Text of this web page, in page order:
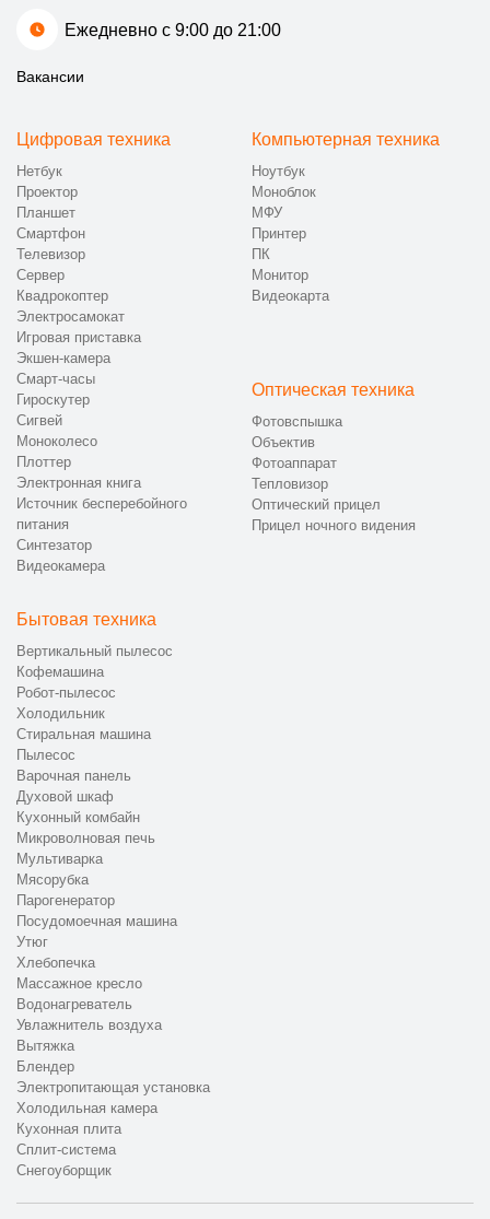
Ежедневно с 9:00 до 21:00
Вакансии
Цифровая техника
Нетбук
Проектор
Планшет
Смартфон
Телевизор
Сервер
Квадрокоптер
Электросамокат
Игровая приставка
Экшен-камера
Смарт-часы
Гироскутер
Сигвей
Моноколесо
Плоттер
Электронная книга
Источник бесперебойного
питания
Синтезатор
Видеокамера
Компьютерная техника
Ноутбук
Моноблок
МФУ
Принтер
ПК
Монитор
Видеокарта
Оптическая техника
Фотовспышка
Объектив
Фотоаппарат
Тепловизор
Оптический прицел
Прицел ночного видения
Бытовая техника
Вертикальный пылесос
Кофемашина
Робот-пылесос
Холодильник
Стиральная машина
Пылесос
Варочная панель
Духовой шкаф
Кухонный комбайн
Микроволновая печь
Мультиварка
Мясорубка
Парогенератор
Посудомоечная машина
Утюг
Хлебопечка
Массажное кресло
Водонагреватель
Увлажнитель воздуха
Вытяжка
Блендер
Электропитающая установка
Холодильная камера
Кухонная плита
Сплит-система
Снегоуборщик